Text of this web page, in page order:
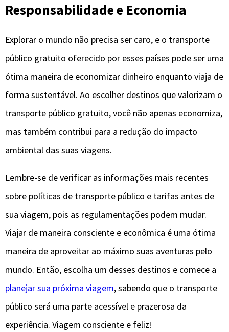
Responsabilidade e Economia
Explorar o mundo não precisa ser caro, e o transporte
público gratuito oferecido por esses países pode ser uma
ótima maneira de economizar dinheiro enquanto viaja de
forma sustentável. Ao escolher destinos que valorizam o
transporte público gratuito, você não apenas economiza,
mas também contribui para a redução do impacto
ambiental das suas viagens.
Lembre-se de verificar as informações mais recentes
sobre políticas de transporte público e tarifas antes de
sua viagem, pois as regulamentações podem mudar.
Viajar de maneira consciente e econômica é uma ótima
maneira de aproveitar ao máximo suas aventuras pelo
mundo. Então, escolha um desses destinos e comece a
planejar sua próxima viagem, sabendo que o transporte
público será uma parte acessível e prazerosa da
experiência. Viagem consciente e feliz!